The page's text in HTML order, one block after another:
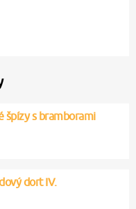
špízy s bramborami
dort IV.